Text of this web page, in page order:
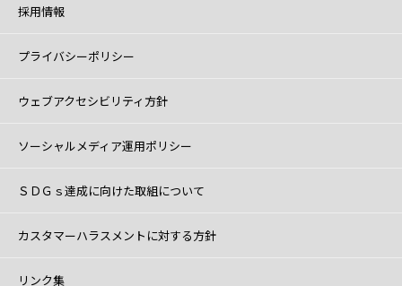
採用情報
プライバシーポリシー
ウェブアクセシビリティ方針
ソーシャルメディア運用ポリシー
ＳＤＧｓ達成に向けた取組について
カスタマーハラスメントに対する方針
リンク集